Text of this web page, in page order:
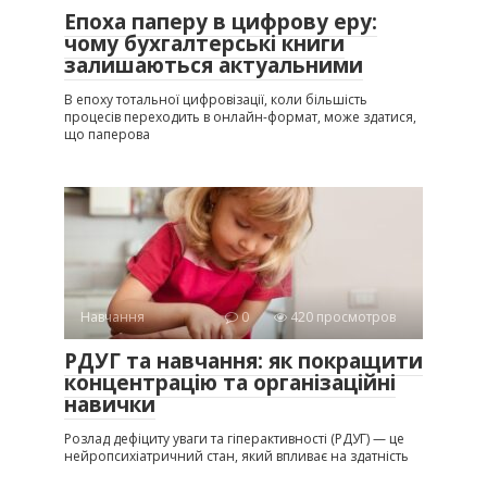
Епоха паперу в цифрову еру:
чому бухгалтерські книги
залишаються актуальними
В епоху тотальної цифровізації, коли більшість
процесів переходить в онлайн-формат, може здатися,
що паперова
Навчання 0 420 просмотров
РДУГ та навчання: як покращити
концентрацію та організаційні
навички
Розлад дефіциту уваги та гіперактивності (РДУГ) — це
нейропсихіатричний стан, який впливає на здатність